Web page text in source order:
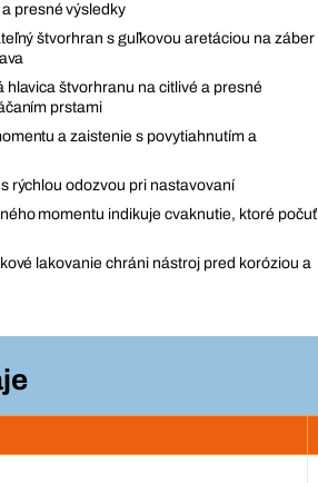
presné výsledky
štvorhran s guľkovou aretáciou na záber
hlavica štvorhranu na citlivé a presné
prstami
a zaistenie s povytiahnutím a
rýchlou odozvou pri nastavovaní
momentu indikuje cvaknutie, ktoré počuť
lakovanie chráni nástroj pred koróziou a